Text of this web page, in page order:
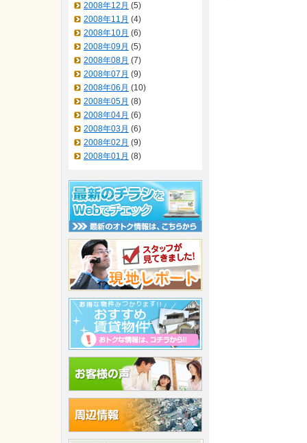
2008年12月 (5)
2008年11月 (4)
2008年10月 (6)
2008年09月 (5)
2008年08月 (7)
2008年07月 (9)
2008年06月 (10)
2008年05月 (8)
2008年04月 (6)
2008年03月 (6)
2008年02月 (9)
2008年01月 (8)